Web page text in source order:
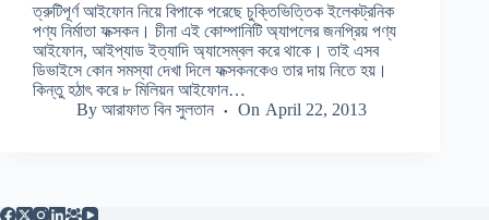
ত্রুটিপূর্ণ আইফোন নিয়ে বিপাকে পরেছে চুক্তিভিত্তিক ইলেকট্রনিক
পণ্য নির্মাতা ফক্সকন। চীনা এই কোম্পানিটি অ্যাপলের জনপ্রিয় পণ্য
আইফোন, আইপ্যাড ইত্যাদি অ্যাসেম্বল করে থাকে। তাই এসব
ডিভাইসে কোন সমস্যা দেখা দিলে ফক্সকনকেও তার দায় নিতে হয়।
কিন্তু হঠাৎ করে ৮ মিলিয়ন আইফোন…
By আরাফাত বিন সুলতান On April 22, 2013